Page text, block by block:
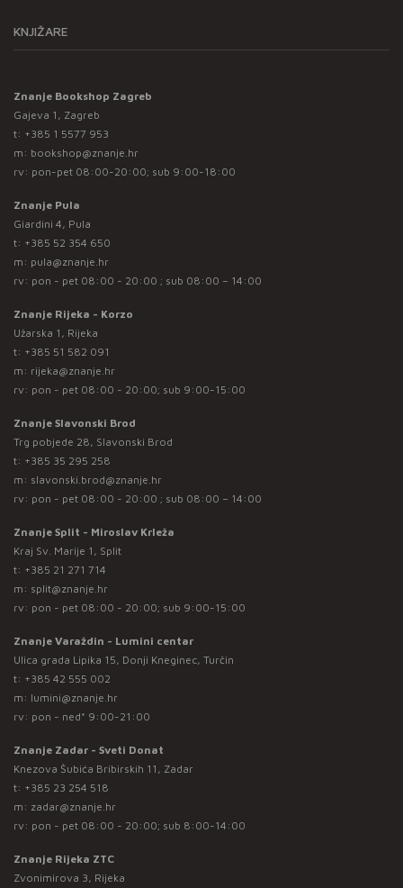
KNJIŽARE
Znanje Bookshop Zagreb
Gajeva 1, Zagreb
t: +385 1 5577 953
m: bookshop@znanje.hr
rv: pon-pet 08:00-20:00; sub 9:00-18:00
Znanje Pula
Giardini 4, Pula
t: +385 52 354 650
m: pula@znanje.hr
rv: pon - pet 08:00 - 20:00 ; sub 08:00 – 14:00
Znanje Rijeka - Korzo
Užarska 1, Rijeka
t: +385 51 582 091
m: rijeka@znanje.hr
rv: pon - pet 08:00 - 20:00; sub 9:00-15:00
Znanje Slavonski Brod
Trg pobjede 28, Slavonski Brod
t: +385 35 295 258
m: slavonski.brod@znanje.hr
rv: pon - pet 08:00 - 20:00 ; sub 08:00 – 14:00
Znanje Split - Miroslav Krleža
Kraj Sv. Marije 1, Split
t: +385 21 271 714
m: split@znanje.hr
rv: pon - pet 08:00 - 20:00; sub 9:00-15:00
Znanje Varaždin - Lumini centar
Ulica grada Lipika 15, Donji Kneginec, Turčin
t: +385 42 555 002
m: lumini@znanje.hr
rv: pon - ned* 9:00-21:00
Znanje Zadar - Sveti Donat
Knezova Šubića Bribirskih 11, Zadar
t: +385 23 254 518
m: zadar@znanje.hr
rv: pon - pet 08:00 - 20:00; sub 8:00-14:00
Znanje Rijeka ZTC
Zvonimirova 3, Rijeka